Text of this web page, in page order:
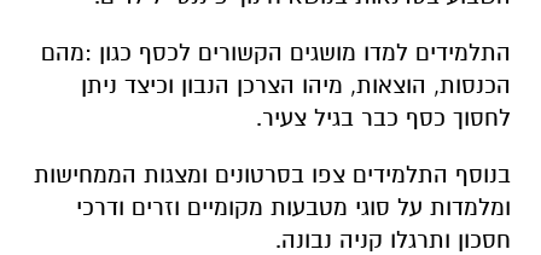
התלמידים למדו מושגים הקשורים לכסף כגון :מהם
הכנסות, הוצאות, מיהו הצרכן הנבון וכיצד ניתן
לחסוך כסף כבר בגיל צעיר.
בנוסף התלמידים צפו בסרטונים ומצגות הממחישות
ומלמדות על סוגי מטבעות מקומיים וזרים ודרכי
חסכון ותרגלו קניה נבונה.